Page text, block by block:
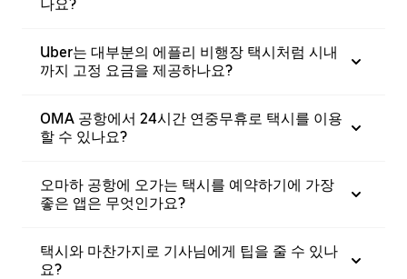
나요?
Uber는 대부분의 에플리 비행장 택시처럼 시내
까지 고정 요금을 제공하나요?
OMA 공항에서 24시간 연중무휴로 택시를 이용
할 수 있나요?
오마하 공항에 오가는 택시를 예약하기에 가장
좋은 앱은 무엇인가요?
택시와 마찬가지로 기사님에게 팁을 줄 수 있나
요?